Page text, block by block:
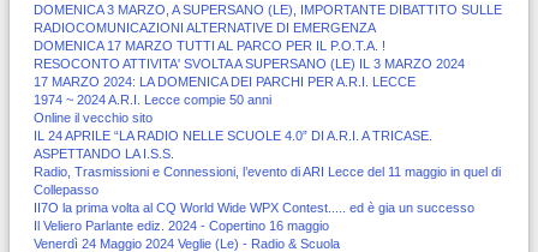
DOMENICA 3 MARZO, A SUPERSANO (LE), IMPORTANTE DIBATTITO SULLE
RADIOCOMUNICAZIONI ALTERNATIVE DI EMERGENZA
DOMENICA 17 MARZO TUTTI AL PARCO PER IL P.O.T.A. !
RESOCONTO ATTIVITA' SVOLTA A SUPERSANO (LE) IL 3 MARZO 2024
17 MARZO 2024: LA DOMENICA DEI PARCHI PER A.R.I. LECCE
1974 ~ 2024 A.R.I. Lecce compie 50 anni
Online il vecchio sito
IL 24 APRILE “LA RADIO NELLE SCUOLE 4.0” DI A.R.I. A TRICASE.
ASPETTANDO LA I.S.S.
Radio, Trasmissioni e Connessioni, l’evento di ARI Lecce del 11 maggio in quel di
Collepasso
II7O la prima volta al CQ World Wide WPX Contest..... ed è gia un successo
Il Veliero Parlante ediz. 2024 - Copertino 16 maggio
Venerdì 24 Maggio 2024 Veglie (Le) - Radio & Scuola